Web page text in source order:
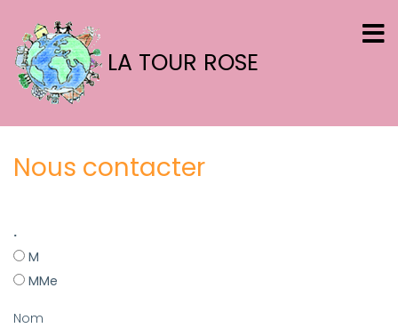
contenu
principal
LA TOUR ROSE
Nous contacter
.
M
MMe
Nom